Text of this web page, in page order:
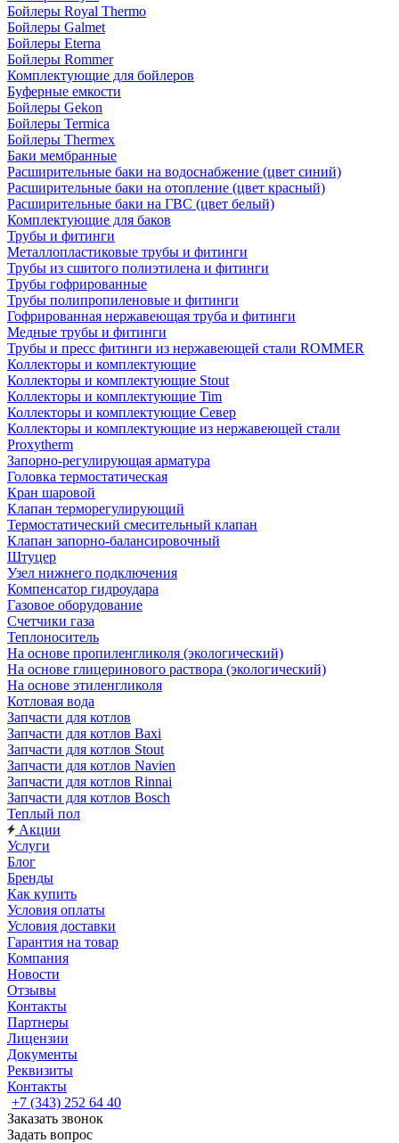
Бойлеры Royal Thermo
Бойлеры Galmet
Бойлеры Eterna
Бойлеры Rommer
Комплектующие для бойлеров
Буферные емкости
Бойлеры Gekon
Бойлеры Termica
Бойлеры Thermex
Баки мембранные
Расширительные баки на водоснабжение (цвет синий)
Расширительные баки на отопление (цвет красный)
Расширительные баки на ГВС (цвет белый)
Комплектующие для баков
Трубы и фитинги
Металлопластиковые трубы и фитинги
Трубы из сшитого полиэтилена и фитинги
Трубы гофрированные
Трубы полипропиленовые и фитинги
Гофрированная нержавеющая труба и фитинги
Медные трубы и фитинги
Трубы и пресс фитинги из нержавеющей стали ROMMER
Коллекторы и комплектующие
Коллекторы и комплектующие Stout
Коллекторы и комплектующие Tim
Коллекторы и комплектующие Север
Коллекторы и комплектующие из нержавеющей стали
Proxytherm
Запорно-регулирующая арматура
Головка термостатическая
Кран шаровой
Клапан терморегулирующий
Термостатический смесительный клапан
Клапан запорно-балансировочный
Штуцер
Узел нижнего подключения
Компенсатор гидроудара
Газовое оборудование
Счетчики газа
Теплоноситель
На основе пропиленгликоля (экологический)
На основе глицеринового раствора (экологический)
На основе этиленгликоля
Котловая вода
Запчасти для котлов
Запчасти для котлов Baxi
Запчасти для котлов Stout
Запчасти для котлов Navien
Запчасти для котлов Rinnai
Запчасти для котлов Bosch
Теплый пол
Акции
Услуги
Блог
Бренды
Как купить
Условия оплаты
Условия доставки
Гарантия на товар
Компания
Новости
Отзывы
Контакты
Партнеры
Лицензии
Документы
Реквизиты
Контакты
+7 (343) 252 64 40
Заказать звонок
Задать вопрос